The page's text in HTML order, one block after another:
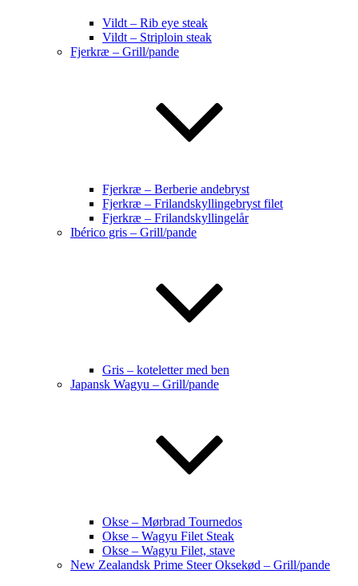
Vildt – Rib eye steak
Vildt – Striploin steak
Fjerkræ – Grill/pande
Fjerkræ – Berberie andebryst
Fjerkræ – Frilandskyllingebryst filet
Fjerkræ – Frilandskyllingelår
Ibérico gris – Grill/pande
Gris – koteletter med ben
Japansk Wagyu – Grill/pande
Okse – Mørbrad Tournedos
Okse – Wagyu Filet Steak
Okse – Wagyu Filet, stave
New Zealandsk Prime Steer Oksekød – Grill/pande